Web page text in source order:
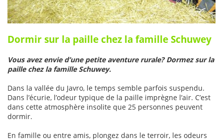
Dormir sur la paille chez la famille Schuwey
Vous avez envie d’une petite aventure rurale? Dormez sur la
paille chez la famille Schuwey.
Dans la vallée du Javro, le temps semble parfois suspendu.
Dans l’écurie, l’odeur typique de la paille imprègne l’air. C’est
dans cette atmosphère insolite que 25 personnes peuvent
dormir.
En famille ou entre amis, plongez dans le terroir, les odeurs